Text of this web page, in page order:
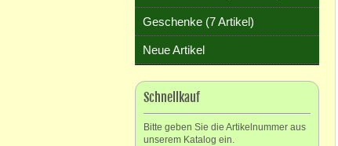
Geschenke (7 Artikel)
Neue Artikel
Schnellkauf
Bitte geben Sie die Artikelnummer aus
unserem Katalog ein.